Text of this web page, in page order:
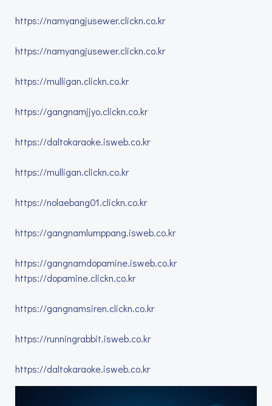
https://namyangjusewer.clickn.co.kr
https://namyangjusewer.clickn.co.kr
https://mulligan.clickn.co.kr
https://gangnamjjyo.clickn.co.kr
https://daltokaraoke.isweb.co.kr
https://mulligan.clickn.co.kr
https://nolaebang01.clickn.co.kr
https://gangnamlumppang.isweb.co.kr
https://gangnamdopamine.isweb.co.kr
https://dopamine.clickn.co.kr
https://gangnamsiren.clickn.co.kr
https://runningrabbit.isweb.co.kr
https://daltokaraoke.isweb.co.kr